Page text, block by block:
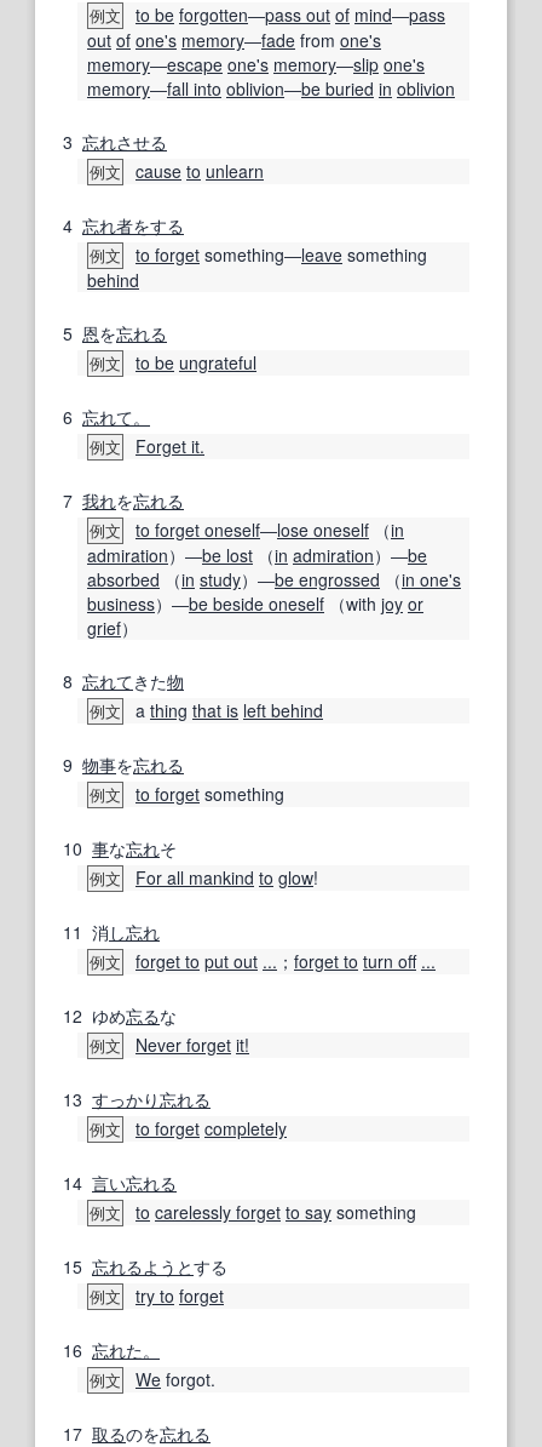
例文 to be forgotten―pass out of mind―pass
out of one's memory―fade from one's
memory―escape one's memory―slip one's
memory―fall into oblivion―be buried in oblivion
3 忘れさせる
例文 cause to unlearn
4 忘れ者をする
例文 to forget something―leave something
behind
5 恩を忘れる
例文 to be ungrateful
6 忘れて。
例文 Forget it.
7 我れを忘れる
例文 to forget oneself―lose oneself （in
admiration）―be lost （in admiration）―be
absorbed （in study）―be engrossed （in one's
business）―be beside oneself （with joy or
grief）
8 忘れてきた物
例文 a thing that is left behind
9 物事を忘れる
例文 to forget something
10 事な忘れそ
例文 For all mankind to glow!
11 消 し忘れ
例文 forget to put out ... ； forget to turn off ...
12 ゆめ忘るな
例文 Never forget it!
13 すっかり忘れる
例文 to forget completely
14 言い忘れる
例文 to carelessly forget to say something
15 忘れる ようとする
例文 try to forget
16 忘れた。
例文 We forgot.
17 取るのを忘れる